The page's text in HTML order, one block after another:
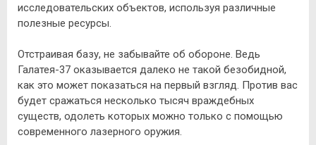
исследовательских объектов, используя различные
полезные ресурсы.
Отстраивая базу, не забывайте об обороне. Ведь
Галатея-37 оказывается далеко не такой безобидной,
как это может показаться на первый взгляд. Против вас
будет сражаться несколько тысяч враждебных
существ, одолеть которых можно только с помощью
современного лазерного оружия.